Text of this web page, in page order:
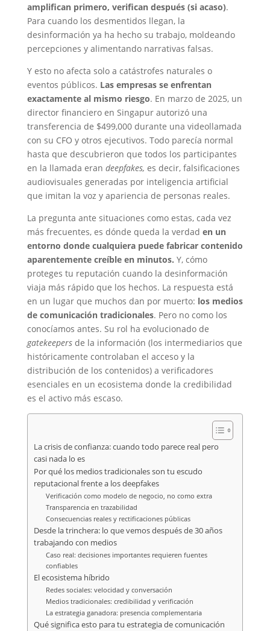
amplifican primero, verifican después (si acaso).
Para cuando los desmentidos llegan, la
desinformación ya ha hecho su trabajo, moldeando
percepciones y alimentando narrativas falsas.
Y esto no afecta solo a catástrofes naturales o
eventos públicos. Las empresas se enfrentan
exactamente al mismo riesgo. En marzo de 2025, un
director financiero en Singapur autorizó una
transferencia de $499,000 durante una videollamada
con su CFO y otros ejecutivos. Todo parecía normal
hasta que descubrieron que todos los participantes
en la llamada eran deepfakes, es decir, falsificaciones
audiovisuales generadas por inteligencia artificial
que imitan la voz y apariencia de personas reales.
La pregunta ante situaciones como estas, cada vez
más frecuentes, es dónde queda la verdad en un
entorno donde cualquiera puede fabricar contenido
aparentemente creíble en minutos. Y, cómo
proteges tu reputación cuando la desinformación
viaja más rápido que los hechos. La respuesta está
en un lugar que muchos dan por muerto: los medios
de comunicación tradicionales. Pero no como los
conocíamos antes. Su rol ha evolucionado de
gatekeepers de la información (los intermediarios que
históricamente controlaban el acceso y la
distribución de los contenidos) a verificadores
esenciales en un ecosistema donde la credibilidad
es el activo más escaso.
La crisis de confianza: cuando todo parece real pero
casi nada lo es
Por qué los medios tradicionales son tu escudo
reputacional frente a los deepfakes
Verificación como modelo de negocio, no como extra
Transparencia en trazabilidad
Consecuencias reales y rectificaciones públicas
Desde la trinchera: lo que vemos después de 30 años
trabajando con medios
Caso real: decisiones importantes requieren fuentes
confiables
El ecosistema híbrido
Redes sociales: velocidad y conversación
Medios tradicionales: credibilidad y verificación
La estrategia ganadora: presencia complementaria
Qué significa esto para tu estrategia de comunicación